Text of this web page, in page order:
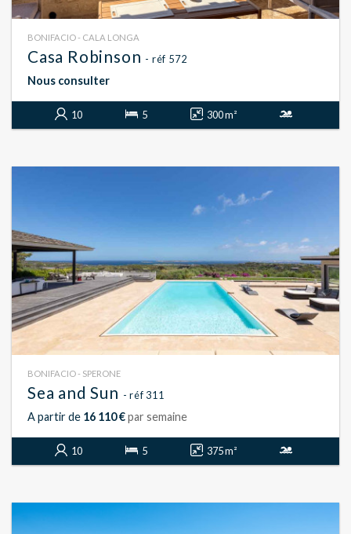
BONIFACIO - CALA LONGA
Casa Robinson - réf 572
Nous consulter
10 5 300 m²
BONIFACIO - SPERONE
Sea and Sun - réf 311
A partir de 16 110 €par semaine
10 5 375 m²